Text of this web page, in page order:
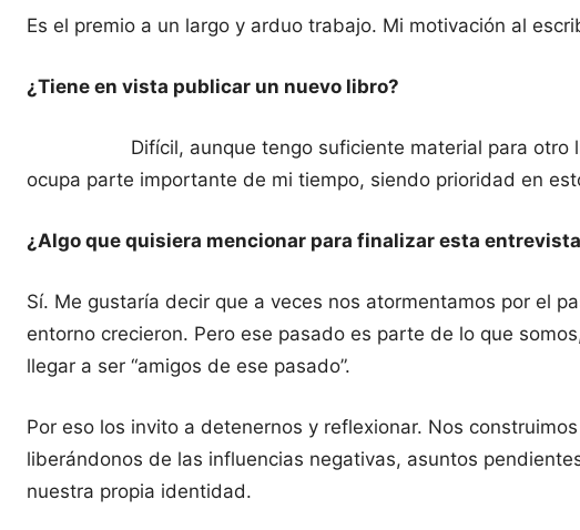
Es el premio a un largo y arduo trabajo. Mi motivación al
¿Tiene en vista publicar un nuevo libro?
Difícil, aunque tengo suficiente material para otro libro.
ocupa parte importante de mi tiempo, siendo prioridad en
¿Algo que quisiera mencionar para finalizar esta
Sí. Me gustaría decir que a veces nos atormentamos por el
entorno crecieron. Pero ese pasado es parte de lo que
llegar a ser “amigos de ese pasado”.
Por eso los invito a detenernos y reflexionar. Nos
liberándonos de las influencias negativas, asuntos
nuestra propia identidad.